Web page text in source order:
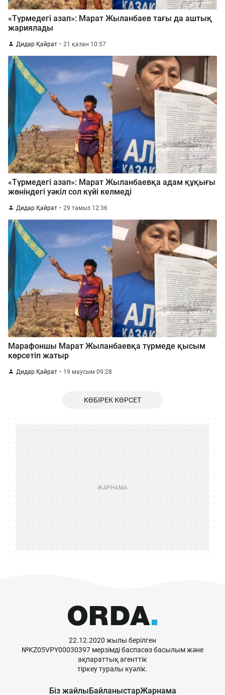
«Түрмедегі азап»: Марат Жыланбаев тағы да аштық
жариялады
Дидар Қайрат 21 қазан 10:57
«Түрмедегі азап»: Марат Жыланбаевқа адам құқығы
жөніндегі уәкіл сол күйі келмеді
Дидар Қайрат 29 тамыз 12:36
Марафоншы Марат Жыланбаевқа түрмеде қысым
көрсетіп жатыр
Дидар Қайрат 19 маусым 09:28
КӨБІРЕК КӨРСЕТ
22.12.2020 жылы берілген
№KZ05VPY00030397 мерзімді баспасөз басылым және
ақпараттық агенттік
тіркеу туралы куәлік.
Біз жайлыБайланыстарЖарнама